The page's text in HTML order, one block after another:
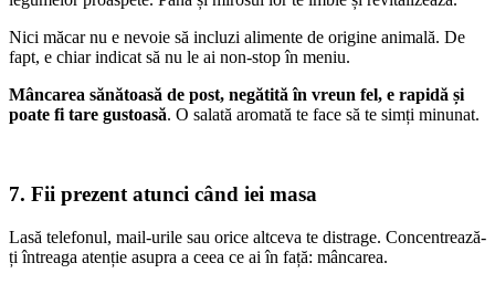
Nici măcar nu e nevoie să incluzi alimente de origine animală. De
fapt, e chiar indicat să nu le ai non-stop în meniu.
Mâncarea sănătoasă de post, negătită în vreun fel, e rapidă și
poate fi tare gustoasă. O salată aromată te face să te simți minunat.
7. Fii prezent atunci când iei masa
Lasă telefonul, mail-urile sau orice altceva te distrage. Concentrează-
ți întreaga atenție asupra a ceea ce ai în față: mâncarea.